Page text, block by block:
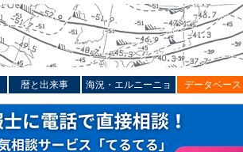
暦と出来事 海況・エルニーニョ データベース